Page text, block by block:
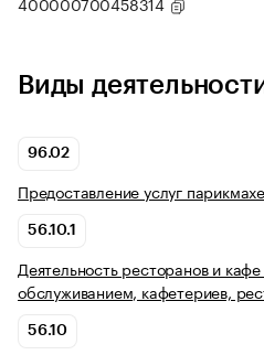
Виды
96.02
Предоставление услуг
56.10.1
Деятельность ресторанов и
обслуживанием, кафетериев,
56.10